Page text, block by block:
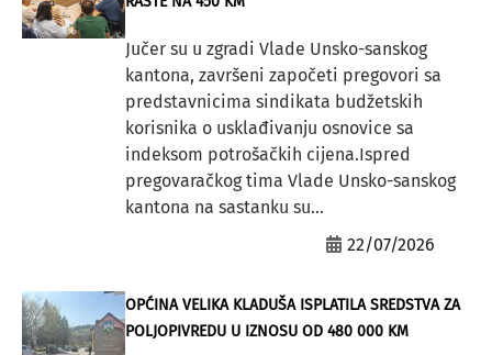
Jučer su u zgradi Vlade Unsko-sanskog
kantona, završeni započeti pregovori sa
predstavnicima sindikata budžetskih
korisnika o usklađivanju osnovice sa
indeksom potrošačkih cijena.Ispred
pregovaračkog tima Vlade Unsko-sanskog
kantona na sastanku su...
22/07/2026
OPĆINA VELIKA KLADUŠA ISPLATILA SREDSTVA ZA
POLJOPIVREDU U IZNOSU OD 480 000 KM